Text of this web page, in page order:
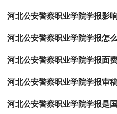
河北公安警察职业学院学报影
河北公安警察职业学院学报怎
河北公安警察职业学院学报面
河北公安警察职业学院学报审
河北公安警察职业学院学报是